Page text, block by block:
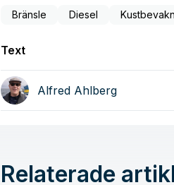
Bränsle Diesel
Text
Alfred Ahlberg
Relaterade